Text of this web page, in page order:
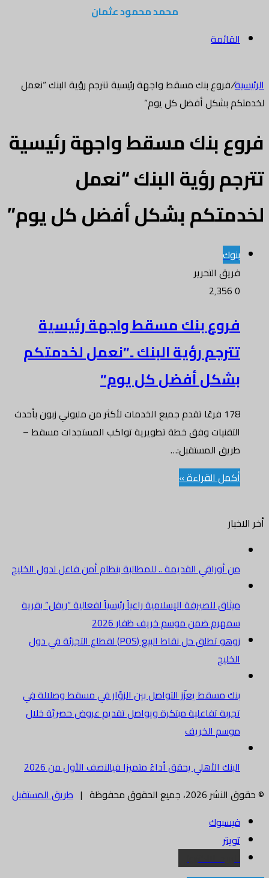
محمد محمود عثمان
القائمة
الرئيسية/فروع بنك مسقط واجهة رئيسية تترجم رؤية البنك “نعمل
لخدمتكم بشكل أفضل كل يوم”
فروع بنك مسقط واجهة رئيسية
تترجم رؤية البنك “نعمل
لخدمتكم بشكل أفضل كل يوم”
بنوك
فريق التحرير
0
فروع بنك مسقط واجهة رئيسية
تترجم رؤية البنك ..”نعمل لخدمتكم
بشكل أفضل كل يوم”
178 فرعًا تقدم جميع الخدمات لأكثر من مليوني زبون بأحدث
التقنيات وفق خطة تطويرية تواكب المستجدات مسقط –
طريق المستقبل:…
أكمل القراءة »
أخر الاخبار
من أوراقي القديمة .. للمطالبة بنظام أمن فاعل لدول الخليج
ميثاق للصيرفة الإسلامية راعياً رئيسياً لفعالية “ريفل” بقرية
سمهرم ضمن موسم خريف ظفار 2026
زوهو تطلق حل نقاط البيع (POS) لقطاع التجزئة في دول
الخليج
بنك مسقط يعزّز التواصل بين الزوّار في مسقط وصلالة في
تجربة تفاعلية مبتكرة ويواصل تقديم عروض حصريّة خلال
موسم الخريف
البنك الأهلي يحقق أداءً متميزا فيالنصف الأول من 2026
© حقوق النشر 2026، جميع الحقوق محفوظة |
طريق المستقبل
فيسبوك
تويتر
البريد الالكتروني